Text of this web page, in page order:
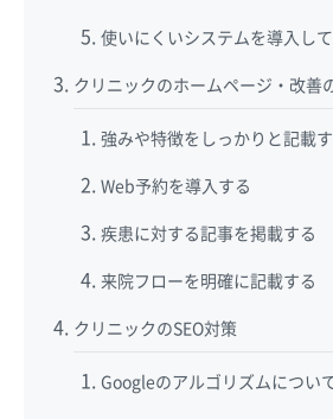
使いにくいシステムを導入し
クリニックのホームページ・改善
強みや特徴をしっかりと記載
Web予約を導入する
疾患に対する記事を掲載する
来院フローを明確に記載する
クリニックのSEO対策
Googleのアルゴリズムについ